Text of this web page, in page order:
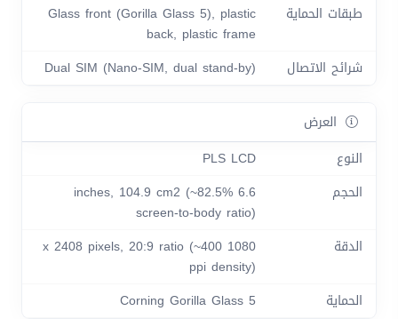
طبقات الحماية
Glass front (Gorilla Glass 5), plastic
back, plastic frame
شرائح الاتصال
Dual SIM (Nano-SIM, dual stand-by)
العرض
النوع
PLS LCD
الحجم
6.6 inches, 104.9 cm2 (~82.5%
screen-to-body ratio)
الدقة
1080 x 2408 pixels, 20:9 ratio (~400
ppi density)
الحماية
Corning Gorilla Glass 5